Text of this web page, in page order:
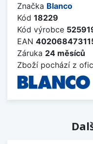
Značka Blanco
Kód 18229
Kód výrobce
EAN
Záruka 24 měsíců
Zboží pochází z